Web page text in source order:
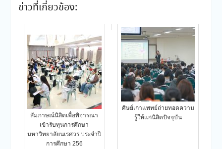
ข่าวที่เกี่ยวข้อง:
สัมภาษณ์นิสิตเพื่อพิจารณา
เข้ารับทุนการศึกษา
มหาวิทยาลัยนเรศวร ประจำปี
การศึกษา 256
ศิษย์เก่าแพทย์ถ่ายทอดความ
รู้ให้แก่นิสิตปัจจุบัน